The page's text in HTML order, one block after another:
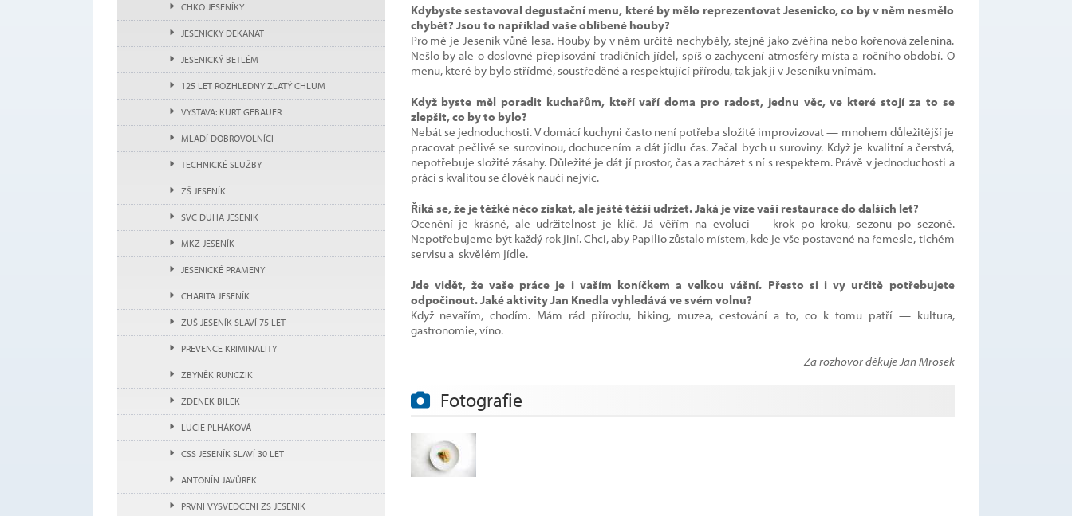
CHKO JESENÍKY
JESENICKÝ DĚKANÁT
JESENICKÝ BETLÉM
125 LET ROZHLEDNY ZLATÝ CHLUM
VÝSTAVA: KURT GEBAUER
MLADÍ DOBROVOLNÍCI
TECHNICKÉ SLUŽBY
ZŠ JESENÍK
SVČ DUHA JESENÍK
MKZ JESENÍK
JESENICKÉ PRAMENY
CHARITA JESENÍK
ZUŠ JESENÍK SLAVÍ 75 LET
PREVENCE KRIMINALITY
ZBYNĚK RUNCZIK
ZDENĚK BÍLEK
LUCIE PLHÁKOVÁ
CSS JESENÍK SLAVÍ 30 LET
ANTONÍN JAVŮREK
PRVNÍ VYSVĚDČENÍ ZŠ JESENÍK
Kdybyste sestavoval degustační menu, které by mělo reprezentovat Jesenicko, co by v něm nesmělo
chybět? Jsou to například vaše oblíbené houby?
Pro mě je Jeseník vůně lesa. Houby by v něm určitě nechyběly, stejně jako zvěřina nebo kořenová zelenina.
Nešlo by ale o doslovné přepisování tradičních jídel, spíš o zachycení atmosféry místa a ročního období. O
menu, které by bylo střídmé, soustředěné a respektující přírodu, tak jak ji v Jeseníku vnímám.
Když byste měl poradit kuchařům, kteří vaří doma pro radost, jednu věc, ve které stojí za to se
zlepšit, co by to bylo?
Nebát se jednoduchosti. V domácí kuchyni často není potřeba složitě improvizovat — mnohem důležitější je
pracovat pečlivě se surovinou, dochucením a dát jídlu čas. Začal bych u suroviny. Když je kvalitní a čerstvá,
nepotřebuje složité zásahy. Důležité je dát jí prostor, čas a zacházet s ní s respektem. Právě v jednoduchosti a
práci s kvalitou se člověk naučí nejvíc.
Říká se, že je těžké něco získat, ale ještě těžší udržet. Jaká je vize vaší restaurace do dalších let?
Ocenění je krásné, ale udržitelnost je klíč. Já věřím na evoluci — krok po kroku, sezonu po sezoně.
Nepotřebujeme být každý rok jiní. Chci, aby Papilio zůstalo místem, kde je vše postavené na řemesle, tichém
servisu a skvělém jídle.
Jde vidět, že vaše práce je i vaším koníčkem a velkou vášní. Přesto si i vy určitě potřebujete
odpočinout. Jaké aktivity Jan Knedla vyhledává ve svém volnu?
Když nevařím, chodím. Mám rád přírodu, hiking, muzea, cestování a to, co k tomu patří — kultura,
gastronomie, víno.
Za rozhovor děkuje Jan Mrosek
Fotografie